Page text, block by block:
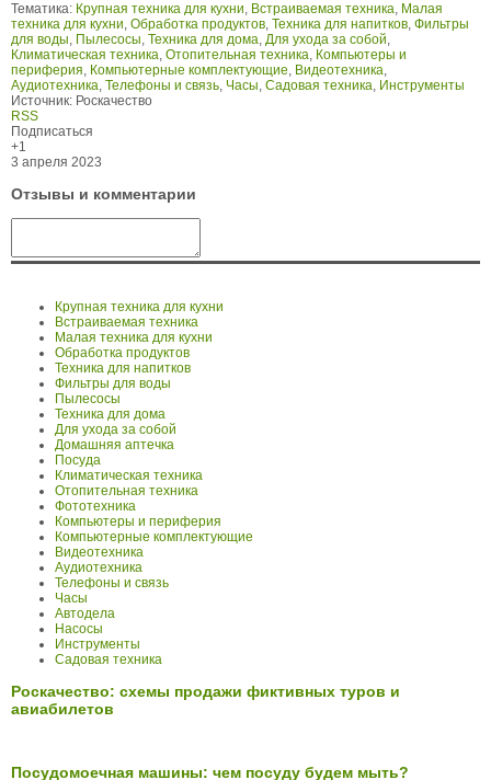
Тематика: Крупная техника для кухни, Встраиваемая техника, Малая
техника для кухни, Обработка продуктов, Техника для напитков, Фильтры
для воды, Пылесосы, Техника для дома, Для ухода за собой,
Климатическая техника, Отопительная техника, Компьютеры и
периферия, Компьютерные комплектующие, Видеотехника,
Аудиотехника, Телефоны и связь, Часы, Садовая техника, Инструменты
Источник: Роскачество
RSS
Подписаться
+1
3 апреля 2023
Отзывы и комментарии
Крупная техника для кухни
Встраиваемая техника
Малая техника для кухни
Обработка продуктов
Техника для напитков
Фильтры для воды
Пылесосы
Техника для дома
Для ухода за собой
Домашняя аптечка
Посуда
Климатическая техника
Отопительная техника
Фототехника
Компьютеры и периферия
Компьютерные комплектующие
Видеотехника
Аудиотехника
Телефоны и связь
Часы
Автодела
Насосы
Инструменты
Садовая техника
Роскачество: схемы продажи фиктивных туров и
авиабилетов
Посудомоечная машины: чем посуду будем мыть?